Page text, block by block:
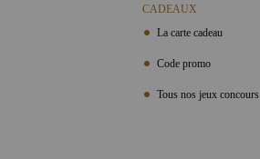
CADEAUX
La carte cadeau
Code promo
Tous nos jeux concours